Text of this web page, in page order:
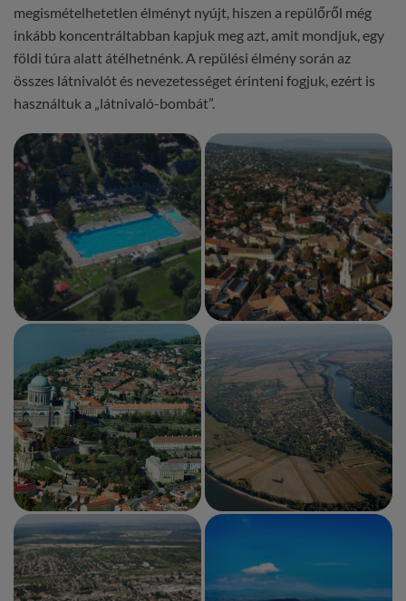
megismételhetetlen élményt nyújt, hiszen a repülőről még
inkább koncentráltabban kapjuk meg azt, amit mondjuk, egy
földi túra alatt átélhetnénk. A repülési élmény során az
összes látnivalót és nevezetességet érinteni fogjuk, ezért is
használtuk a „látnivaló-bombát”.